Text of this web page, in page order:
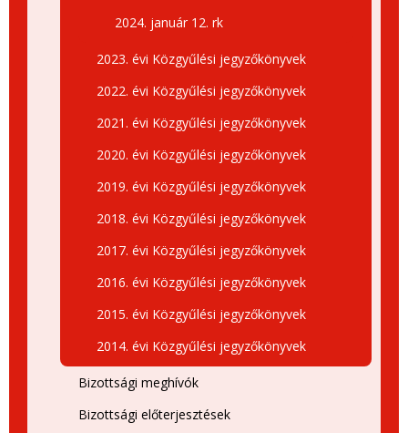
2024. január 12. rk
2023. évi Közgyűlési jegyzőkönyvek
2022. évi Közgyűlési jegyzőkönyvek
2021. évi Közgyűlési jegyzőkönyvek
2020. évi Közgyűlési jegyzőkönyvek
2019. évi Közgyűlési jegyzőkönyvek
2018. évi Közgyűlési jegyzőkönyvek
2017. évi Közgyűlési jegyzőkönyvek
2016. évi Közgyűlési jegyzőkönyvek
2015. évi Közgyűlési jegyzőkönyvek
2014. évi Közgyűlési jegyzőkönyvek
Bizottsági meghívók
Bizottsági előterjesztések